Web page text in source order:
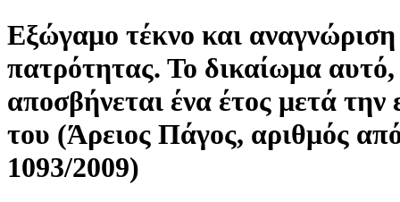
Εξώγαμο τέκνο και
πατρότητας. Το δικαίωμα αυτό,
αποσβήνεται ένα έτος μετά την
του (Άρειος Πάγος, αριθμός
1093/2009)